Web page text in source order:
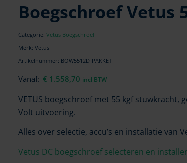
Boegschroef Vetus
Categorie: Vetus Boegschroef
Merk: Vetus
Artikelnummer: BOW5512D-PAKKET
Vanaf: € 1.558,70 incl BTW
VETUS boegschroef met 55 kgf stuwkracht,
Volt uitvoering.
Alles over selectie, accu’s en installatie van
Vetus DC boegschroef selecteren en